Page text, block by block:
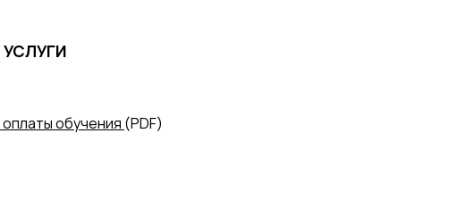
обучения (PDF)